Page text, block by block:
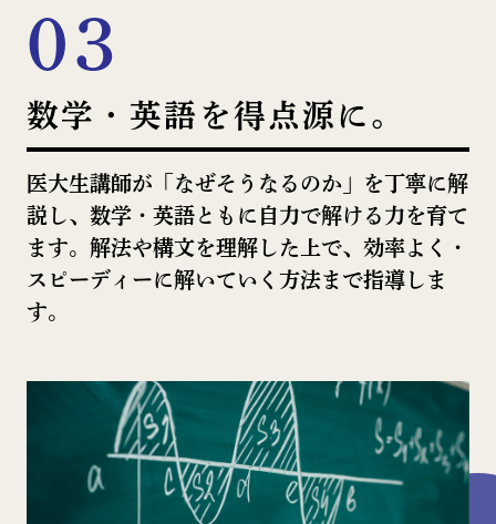
03
数学・英語を得点源に。
医⼤⽣講師が「なぜそうなるのか」を丁寧に解
説し、数学・英語ともに⾃⼒で解ける⼒を育て
ます。解法や構⽂を理解した上で、効率よく・
スピーディーに解いていく⽅法まで指導しま
す。